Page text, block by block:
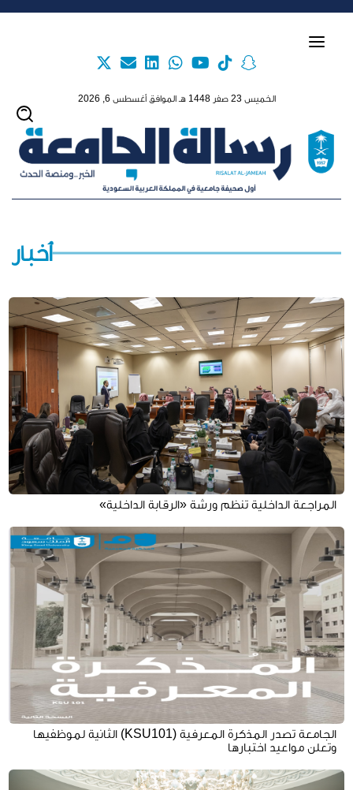
الخميس 23 صفر 1448 هـ الموافق أغسطس 6, 2026
أخبار
المراجعة الداخلية تنظم ورشة «الرقابة الداخلية»
الجامعة تصدر المذكرة المعرفية (KSU101) الثانية لموظفيها
وتعلن مواعيد اختبارها